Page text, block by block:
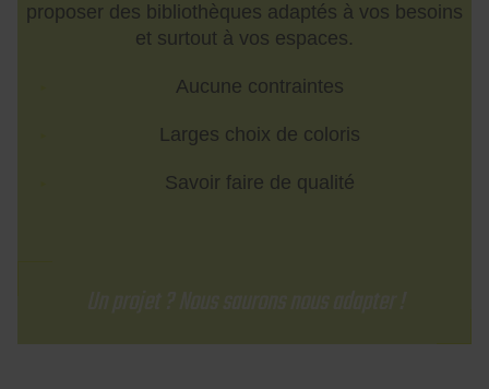
proposer des bibliothèques adaptés à vos besoins
et surtout à vos espaces.
Aucune contraintes
Larges choix de coloris
Savoir faire de qualité